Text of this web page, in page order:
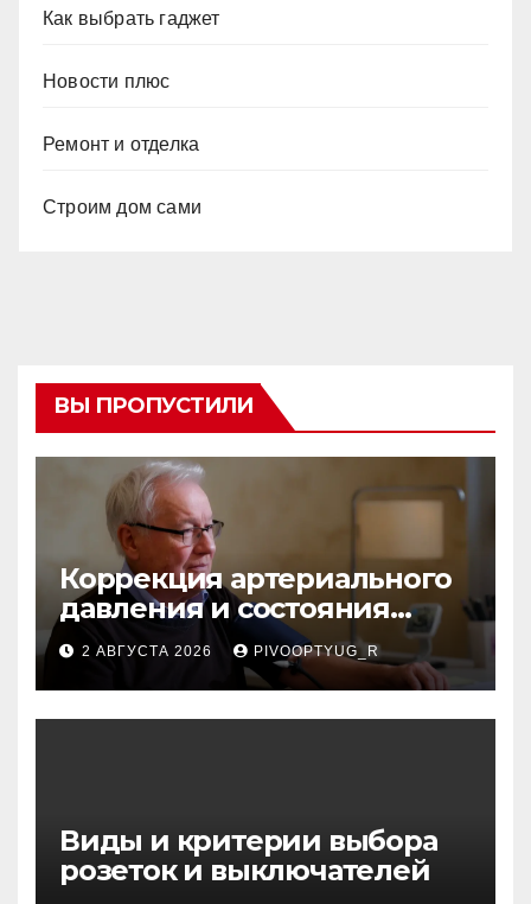
Как выбрать гаджет
Новости плюс
Ремонт и отделка
Строим дом сами
ВЫ ПРОПУСТИЛИ
Коррекция артериального
давления и состояния
сосудов в профилактике
инсульта
2 АВГУСТА 2026 PIVOOPTYUG_R
Виды и критерии выбора
розеток и выключателей